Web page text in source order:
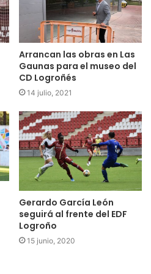
Arrancan las obras en Las
Gaunas para el museo del
CD Logroñés
14 julio, 2021
Gerardo García León
seguirá al frente del EDF
Logroño
15 junio, 2020